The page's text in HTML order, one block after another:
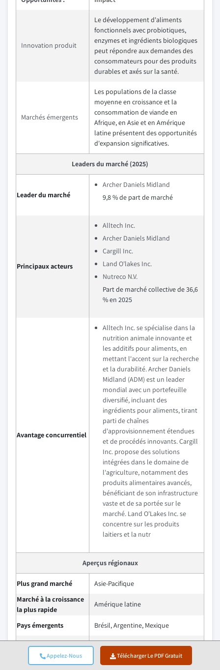
Appelez-Nous Télécharger Le PDF Gratuit
Innovation produit
Le développement d'aliments
fonctionnels avec probiotiques,
enzymes et ingrédients biologiques
peut répondre aux demandes des
consommateurs pour des produits
durables et axés sur la santé.
Marchés émergents
Les populations de la classe
moyenne en croissance et la
consommation de viande en
Afrique, en Asie et en Amérique
latine présentent des opportunités
d'expansion significatives.
Leaders du marché (2025)
Leader du marché
Archer Daniels Midland
9,8 % de part de marché
Principaux acteurs
Alltech Inc.
Archer Daniels Midland
Cargill Inc.
Land O'lakes Inc.
Nutreco N.V.
Part de marché collective de 36,6
% en 2025
Avantage concurrentiel
Alltech Inc. se spécialise dans la
nutrition animale innovante et
les additifs pour aliments, en
mettant l'accent sur la recherche
et la durabilité. Archer Daniels
Midland (ADM) est un leader
mondial avec un portefeuille
diversifié, incluant des
ingrédients pour aliments, tirant
parti de chaînes
d'approvisionnement étendues
et de procédés innovants. Cargill
Inc. propose des solutions
intégrées dans le domaine de
l'agriculture, notamment des
produits alimentaires avancés,
bénéficiant de son infrastructure
vaste et de sa portée sur le
marché. Land O'Lakes Inc. se
concentre sur les produits
laitiers et la nutr
Aperçus régionaux
Plus grand marché
Asie-Pacifique
Marché à la croissance
la plus rapide
Amérique latine
Pays émergents Brésil, Argentine, Mexique
Les perspectives d'avenir du
marché des aliments pour porcs
restent positives, stimulées par